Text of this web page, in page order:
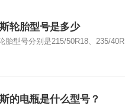
轮胎型号是多少
胎型号分别是215/50R18、235/40R
的电瓶是什么型号？